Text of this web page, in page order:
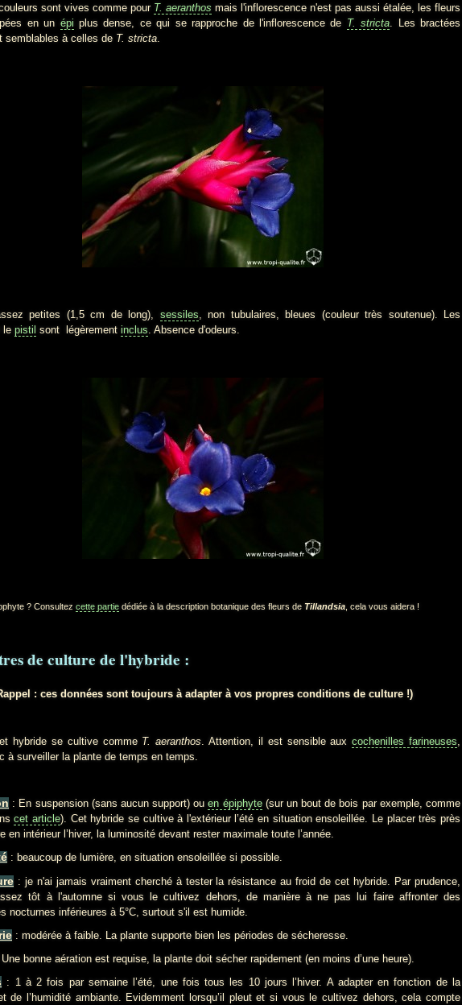
sont vives comme pour T. aeranthos mais l'inflorescence n'est pas aussi étalée, les fleurs
en un épi plus dense, ce qui se rapproche de l'inflorescence de T. stricta. Les bractées
semblables à celles de T. stricta.
petites (1,5 cm de long), sessiles, non tubulaires, bleues (couleur très soutenue). Les
le pistil sont légèrement inclus. Absence d'odeurs.
? Consultez cette partie dédiée à la description botanique des fleurs de Tillandsia , cela vous aidera !
de culture de l'hybride :
: ces données sont toujours à adapter à vos propres conditions de culture !)
se cultive comme T. aeranthos . Attention, il est sensible auxcochenilles farineuses
à surveiller la plante de temps en temps.
: En suspension (sans aucun support) ouen épiphyte(sur un bout de bois par exemple, comme
cet article). Cet hybride se cultive à l'extérieur l’été en situation ensoleillée. Le placer très près
en intérieur l’hiver, la luminosité devant rester maximale toute l’année.
: beaucoup de lumière, en situation ensoleillée si possible.
: je n'ai jamais vraiment cherché à tester la résistance au froid de cet hybride. Par prudence,
tôt à l'automne si vous le cultivez dehors, de manière à ne pas lui faire affronter des
nocturnes inférieures à 5°C, surtout s'il est humide.
: modérée à faible. La plante supporte bien les périodes de sécheresse.
bonne aération est requise, la plante doit sécher rapidement (en moins d’une heure).
: 1 à 2 fois par semaine l’été, une fois tous les 10 jours l’hiver. A adapter en fonction de la
de l’humidité ambiante. Evidemment lorsqu’il pleut et si vous le cultivez dehors, cela compte